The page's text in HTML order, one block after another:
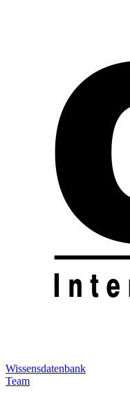
Wissensdatenbank
Team